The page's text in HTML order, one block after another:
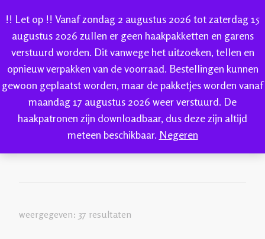
!! Let op !! Vanaf zondag 2 augustus 2026 tot zaterdag 15
augustus 2026 zullen er geen haakpakketten en garens
verstuurd worden. Dit vanwege het uitzoeken, tellen en
opnieuw verpakken van de voorraad. Bestellingen kunnen
gewoon geplaatst worden, maar de pakketjes worden vanaf
maandag 17 augustus 2026 weer verstuurd. De
haakpatronen zijn downloadbaar, dus deze zijn altijd
meteen beschikbaar. Negeren
IK-KE
webshop voor handgeverfde garen 100% katoen en
sokkenwol
IK-KE Welkom bij IK-KE wol (pagina 4)
weergegeven: 37 resultaten